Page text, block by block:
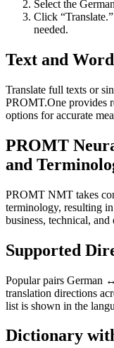
Select the
Click
needed.
Text and
Translate full texts or
PROMT.One provides
options for accurate
PROMT
and
PROMT NMT takes
terminology, resulting
business, technical, and
Supported
Popular pairs German
translation directions
list is shown in the
Dictionary